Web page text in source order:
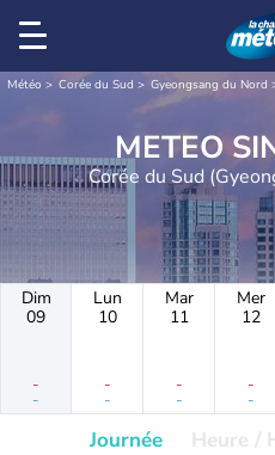
Météo Corée du Sud Gyeongsang du Nord
Corée du Sud
Dim
09
-
-
Lun
10
-
-
Mar
11
-
-
Mer
12
-
-
Journée Heure /